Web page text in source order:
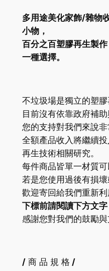
多用途美化家飾/雜物
小物，
百分之百塑膠再生製
一種選擇。
不垃圾場是獨立的塑膠
目前沒有依靠政府補助
您的支持對我們來說非
全額產品收入將繼續
再生技術相關研究。
每件商品皆單一材質可
若是您使用過後有損
歡迎寄回給我們重新利
下標前請閱讀下方文字
感謝您對我們的鼓勵與
/商 品 規 格 /